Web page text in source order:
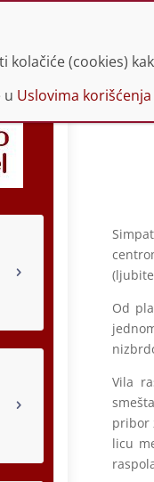
Od
Vila
pribor
licu
kolačiće (cookies)
u Uslovima